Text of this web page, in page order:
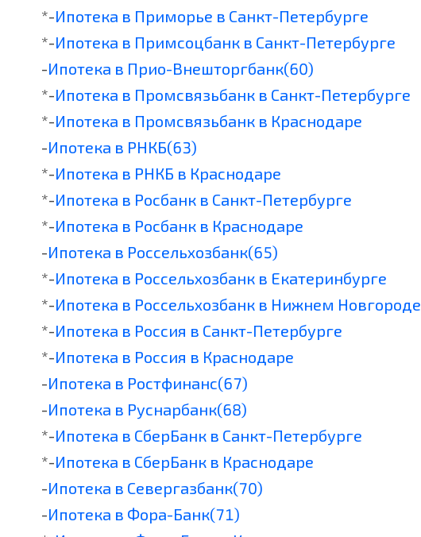
*-Ипотека в Приморье в Санкт-Петербурге
*-Ипотека в Примсоцбанк в Санкт-Петербурге
-Ипотека в Прио-Внешторгбанк(60)
*-Ипотека в Промсвязьбанк в Санкт-Петербурге
*-Ипотека в Промсвязьбанк в Краснодаре
-Ипотека в РНКБ(63)
*-Ипотека в РНКБ в Краснодаре
*-Ипотека в Росбанк в Санкт-Петербурге
*-Ипотека в Росбанк в Краснодаре
-Ипотека в Россельхозбанк(65)
*-Ипотека в Россельхозбанк в Екатеринбурге
*-Ипотека в Россельхозбанк в Нижнем Новгороде
*-Ипотека в Россия в Санкт-Петербурге
*-Ипотека в Россия в Краснодаре
-Ипотека в Ростфинанс(67)
-Ипотека в Руснарбанк(68)
*-Ипотека в СберБанк в Санкт-Петербурге
*-Ипотека в СберБанк в Краснодаре
-Ипотека в Севергазбанк(70)
-Ипотека в Фора-Банк(71)